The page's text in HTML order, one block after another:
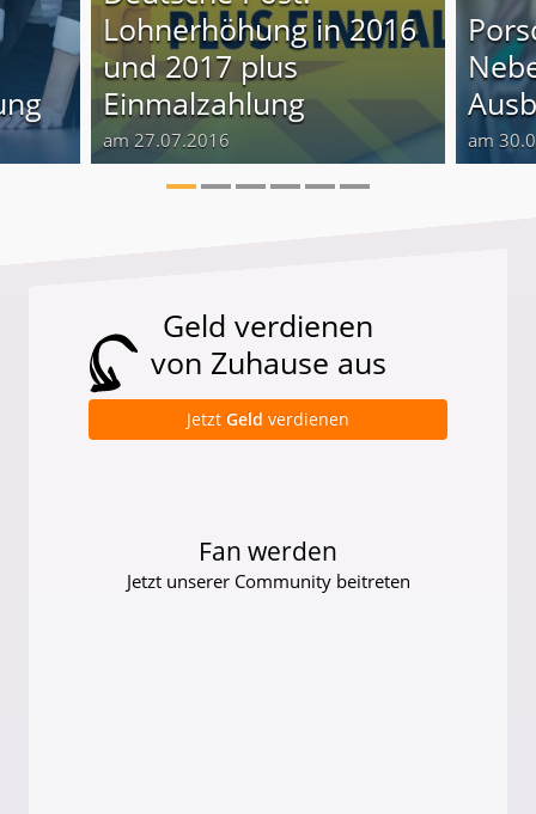
Lohnerhöhung in 2016
und 2017 plus
Einmalzahlung
am 27.07.2016 am
Geld verdienen
von Zuhause aus
Jetzt Geld verdienen
Fan werden
Jetzt unserer Community beitreten